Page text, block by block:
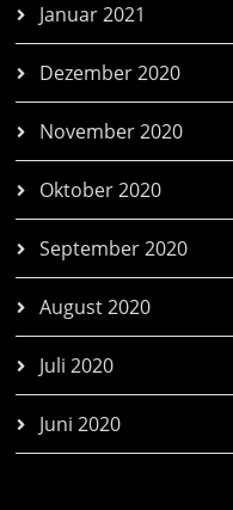
Januar 2021
Dezember 2020
November 2020
Oktober 2020
September 2020
August 2020
Juli 2020
Juni 2020